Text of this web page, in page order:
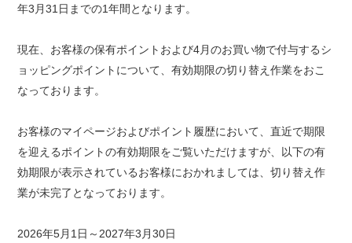
年3月31日までの1年間となります。
現在、お客様の保有ポイントおよび4月のお買い物で付与するシ
ョッピングポイントについて、有効期限の切り替え作業をおこ
なっております。
お客様のマイページおよびポイント履歴において、直近で期限
を迎えるポイントの有効期限をご覧いただけますが、以下の有
効期限が表示されているお客様におかれましては、切り替え作
業が未完了となっております。
2026年5月1日～2027年3月30日